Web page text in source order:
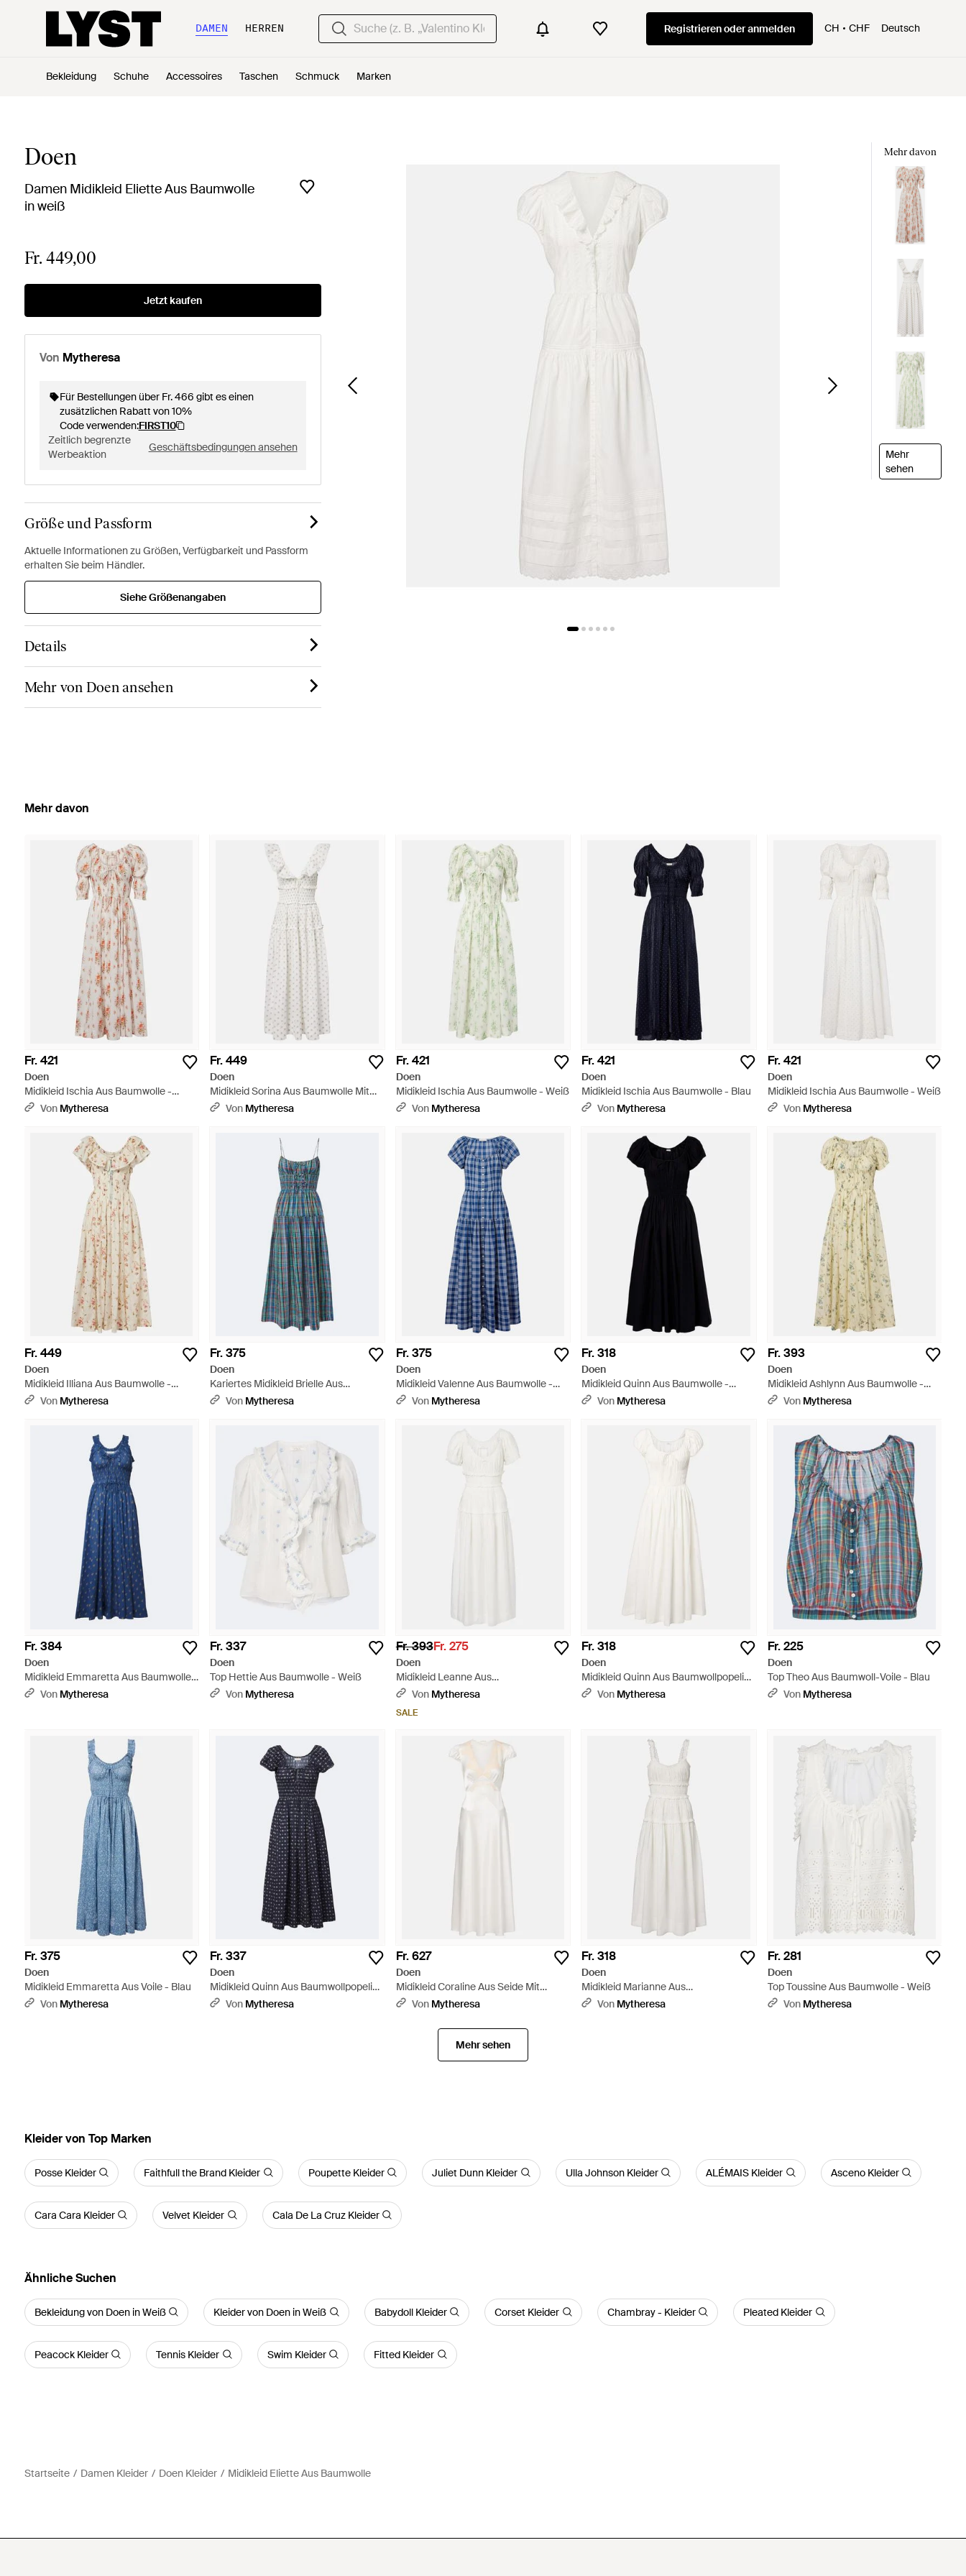
DAMEN HERREN Registrieren oder anmelden CH CHF Deutsch
Bekleidung Schuhe Accessoires Taschen Schmuck Marken
Doen
Damen Midikleid Eliette Aus Baumwolle
in weiß
Fr. 449,00
Jetzt kaufen
Von Mytheresa
Für Bestellungen über Fr. 466 gibt es einen
zusätzlichen Rabatt von 10%
Code verwenden:FIRST10
Zeitlich begrenzte
Werbeaktion
Geschäftsbedingungen ansehen
Größe und Passform
Aktuelle Informationen zu Größen, Verfügbarkeit und Passform
erhalten Sie beim Händler.
Siehe Größenangaben
Details
Mehr von Doen ansehen
Mehr davon
Mehr
sehen
Mehr davon
Fr. 421
Doen
Midikleid Ischia Aus Baumwolle -
Mehrfarbig
Von Mytheresa
Fr. 449
Doen
Midikleid Sorina Aus Baumwolle Mit
Floraler Spitze - Weiß
Von Mytheresa
Fr. 421
Doen
Midikleid Ischia Aus Baumwolle - Weiß
Von Mytheresa
Fr. 421
Doen
Midikleid Ischia Aus Baumwolle - Blau
Von Mytheresa
Fr. 421
Doen
Midikleid Ischia Aus Baumwolle - Weiß
Von Mytheresa
Fr. 449
Doen
Midikleid Illiana Aus Baumwolle -
Natur
Von Mytheresa
Fr. 375
Doen
Kariertes Midikleid Brielle Aus
Baumwolle - Blau
Von Mytheresa
Fr. 375
Doen
Midikleid Valenne Aus Baumwolle -
BlauVon Mytheresa
Fr. 318
Doen
Midikleid Quinn Aus Baumwolle -
Schwarz
Von Mytheresa
Fr. 393
Doen
Midikleid Ashlynn Aus Baumwolle -
Mettallic
Von Mytheresa
Fr. 384
Doen
Midikleid Emmaretta Aus Baumwolle -
BlauVon Mytheresa
Fr. 337
Doen
Top Hettie Aus Baumwolle - Weiß
Von Mytheresa
Fr. 393Fr. 275
Doen
Midikleid Leanne Aus
Baumwollpopeline - Weiß
Von Mytheresa
SALE
Fr. 318
Doen
Midikleid Quinn Aus Baumwollpopeline
- Weiß
Von Mytheresa
Fr. 225
Doen
Top Theo Aus Baumwoll-Voile - Blau
Von Mytheresa
Fr. 375
Doen
Midikleid Emmaretta Aus Voile - Blau
Von Mytheresa
Fr. 337
Doen
Midikleid Quinn Aus Baumwollpopeline
- Blau
Von Mytheresa
Fr. 627
Doen
Midikleid Coraline Aus Seide Mit
Spitze - Weiß
Von Mytheresa
Fr. 318
Doen
Midikleid Marianne Aus
Baumwollpopeline - Weiß
Von Mytheresa
Fr. 281
Doen
Top Toussine Aus Baumwolle - Weiß
Von Mytheresa
Mehr sehen
Kleider von Top Marken
Posse Kleider Faithfull the Brand Kleider Poupette Kleider Juliet Dunn Kleider Ulla Johnson Kleider ALÉMAIS Kleider Asceno Kleider
Cara Cara Kleider Velvet Kleider Cala De La Cruz Kleider
Ähnliche Suchen
Bekleidung von Doen in Weiß Kleider von Doen in Weiß Babydoll Kleider Corset Kleider Chambray - Kleider Pleated Kleider
Peacock Kleider Tennis Kleider Swim Kleider Fitted Kleider
Startseite Damen Kleider Doen Kleider Midikleid Eliette Aus Baumwolle